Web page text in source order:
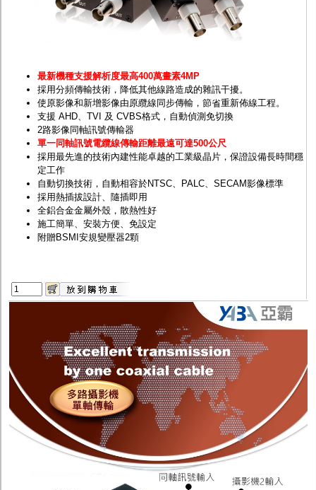
變壓器.避雷器
客訂商品
最新機種支援解析度最高400萬畫素4MP
採用分頻傳輸技術，降低其他線路造成的雜訊干擾。
使原影像和新增影像由原纜線同步傳輸，節省重新佈線工程。
支援 AHD、TVI 及 CVBS格式，自動偵測免切換
2路影像同軸訊號傳輸器
單一同軸訊號電纜線傳輸距離最遠可達500公尺
採用最先進的技術內建性能卓越的工業級晶片，保證設備長時間穩
定工作
自動切換技術，自動相容於NTSC、PALC、SECAM影像標準
採用熱插拔設計、隨插即用
全鋁合金金屬外殼，散熱性好
施工簡單、安裝方便、免設定
附贈BSMI安規變壓器2顆